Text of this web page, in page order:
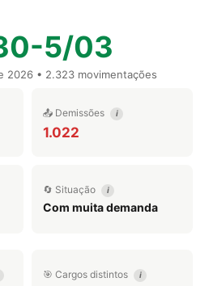
5/03
2026 • 2.323 movimentações
📤 Demissões i
1.022
🔄 Situação i
Com muita demanda
🎯 Cargos distintos i